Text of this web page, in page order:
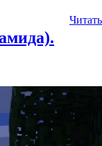
Читать